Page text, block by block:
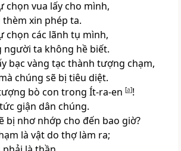
chọn vua lấy cho mình,
xin phép ta.
chọn các lãnh tụ mình,
người ta không hề biết.
bạc vàng tạc thành tượng chạm,
chúng sẽ bị tiêu diệt.
bò con trong Ít-ra-en [a]!
giận dân chúng.
bị nhơ nhớp cho đến bao giờ?
là vật do thợ làm ra;